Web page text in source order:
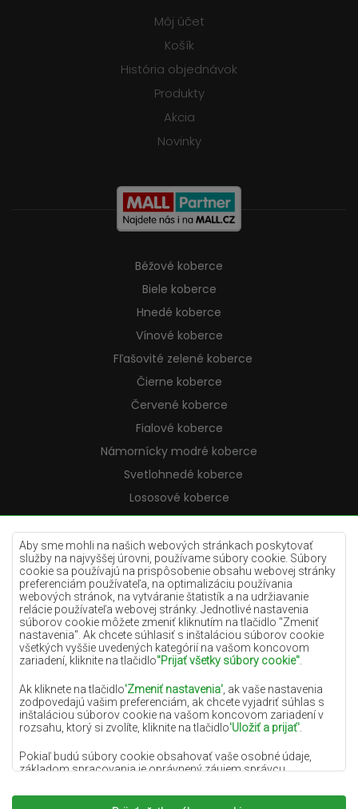
Aby sme mohli na našich webových stránkach poskytovať
služby na najvyššej úrovni, používame súbory cookie. Súbory
cookie sa používajú na prispôsobenie obsahu webovej stránky
preferenciám používateľa, na optimalizáciu používania
webových stránok, na vytváranie štatistík a na udržiavanie
relácie používateľa webovej stránky. Jednotlivé nastavenia
súborov cookie môžete zmeniť kliknutím na tlačidlo "Zmeniť
nastavenia". Ak chcete súhlasiť s inštaláciou súborov cookie
všetkých vyššie uvedených kategórií na vašom koncovom
zariadení, kliknite na tlačidlo"Prijať všetky súbory cookie"
Ak kliknete na tlačidlo'Zmeniť nastavenia' , ak vaše nastavenia
zodpovedajú vašim preferenciám, ak chcete vyjadriť súhlas s
inštaláciou súborov cookie na vašom koncovom zariadení v
rozsahu, ktorý si zvolíte, kliknite na tlačidlo'Uložiť a prijať'
Pokiaľ budú súbory cookie obsahovať vaše osobné údaje,
základom spracovania je oprávnený záujem správcu
podobe poskytovania vysokokvalitných služieb na našej
Môj účet
Košík
História objednávok
Produkty
Akcia
Novinky
Béžové koberce
Biele koberce
Hnedé koberce
Vínové koberce
Fľašovité zelené koberce
Čierne koberce
Červené koberce
Fialové koberce
Námornícky modré koberce
Svetlohnedé koberce
Lososové koberce
Krémové koberce
Lilac koberce
Žlté koberce
Mätové koberce
Modré koberce
Oranžové koberce
Ružové koberce
Šedé koberce
Terakotové koberce
Zelené koberce
Zlaté koberce